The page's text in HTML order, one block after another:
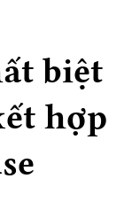
biệt
hợp